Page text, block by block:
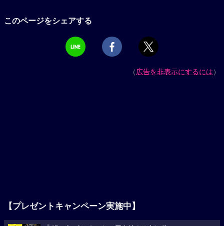
このページをシェアする
（広告を非表示にするには）
【プレゼントキャンペーン実施中】